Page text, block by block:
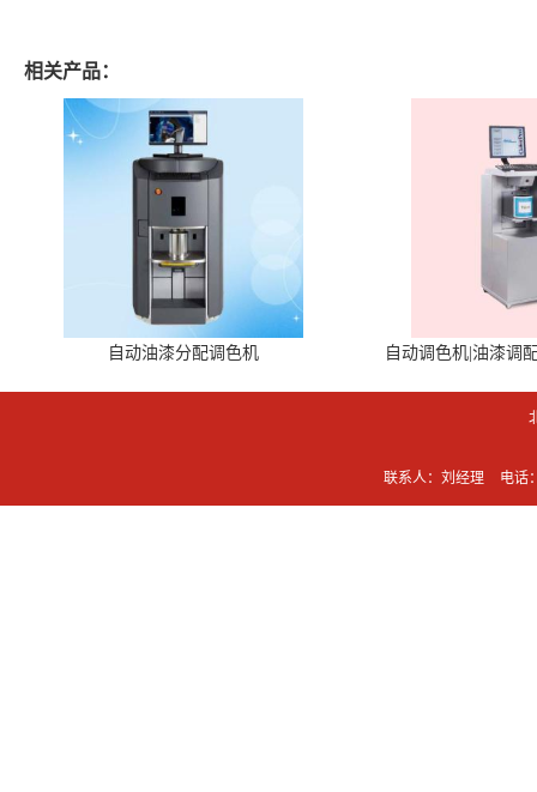
相关产品：
自动油漆分配调色机 自动调色机|油漆调
联系人：刘经理 电话